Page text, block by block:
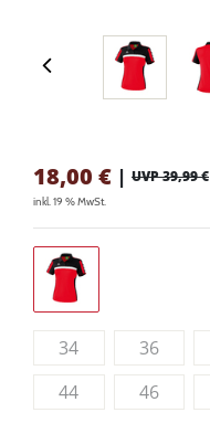
18,00 € | UVP 39,99 €
inkl. 19 % MwSt.
34 36
44
46